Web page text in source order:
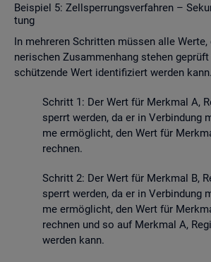
Bei­spiel 5: Zell­sper­rungs­ver­fah­ren –
tung
In meh­re­ren Schrit­ten müs­sen alle
ne­ri­schen Zu­sam­men­hang ste­hen
schüt­zen­de Wert iden­ti­fi­ziert wer­den kann.
Schritt 1: Der Wert für Merk­mal A,
sperrt wer­den, da er in Ver­bin­dung
me er­mög­licht, den Wert für
rech­nen.
Schritt 2: Der Wert für Merk­mal B,
sperrt wer­den, da er in Ver­bin­dung
me er­mög­licht, den Wert für
rech­nen und so auf Merk­mal A,
wer­den kann.